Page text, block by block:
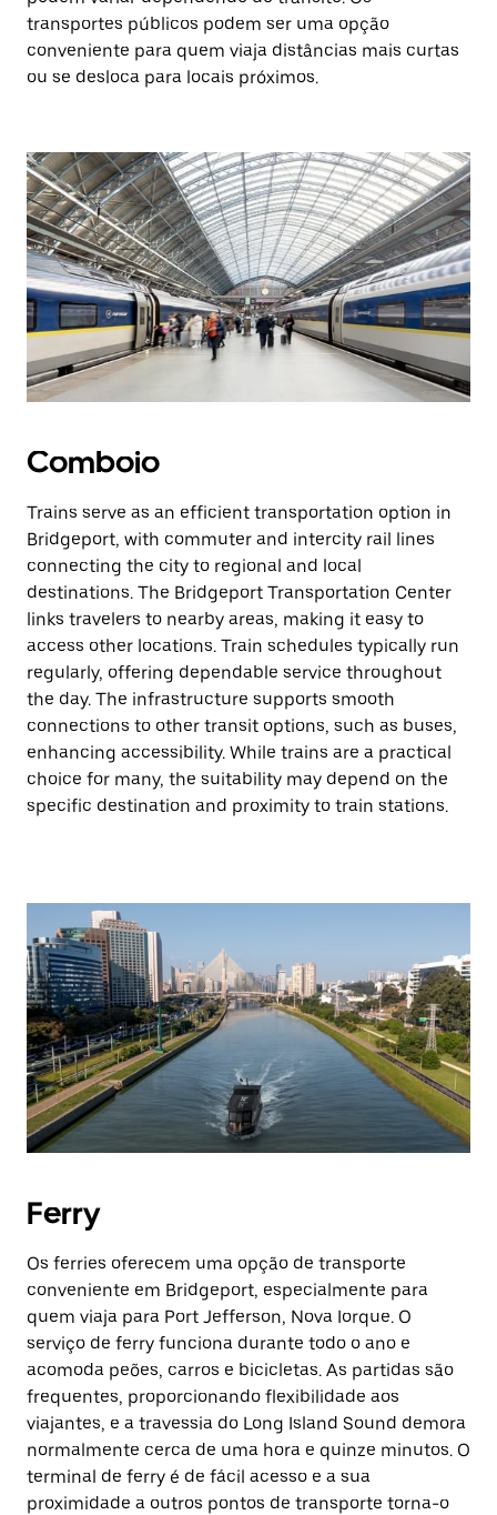
transportes públicos podem ser uma opção
conveniente para quem viaja distâncias mais curtas
ou se desloca para locais próximos.
Comboio
Trains serve as an efficient transportation option in
Bridgeport, with commuter and intercity rail lines
connecting the city to regional and local
destinations. The Bridgeport Transportation Center
links travelers to nearby areas, making it easy to
access other locations. Train schedules typically run
regularly, offering dependable service throughout
the day. The infrastructure supports smooth
connections to other transit options, such as buses,
enhancing accessibility. While trains are a practical
choice for many, the suitability may depend on the
specific destination and proximity to train stations.
Ferry
Os ferries oferecem uma opção de transporte
conveniente em Bridgeport, especialmente para
quem viaja para Port Jefferson, Nova Iorque. O
serviço de ferry funciona durante todo o ano e
acomoda peões, carros e bicicletas. As partidas são
frequentes, proporcionando flexibilidade aos
viajantes, e a travessia do Long Island Sound demora
normalmente cerca de uma hora e quinze minutos. O
terminal de ferry é de fácil acesso e a sua
proximidade a outros pontos de transporte torna-o